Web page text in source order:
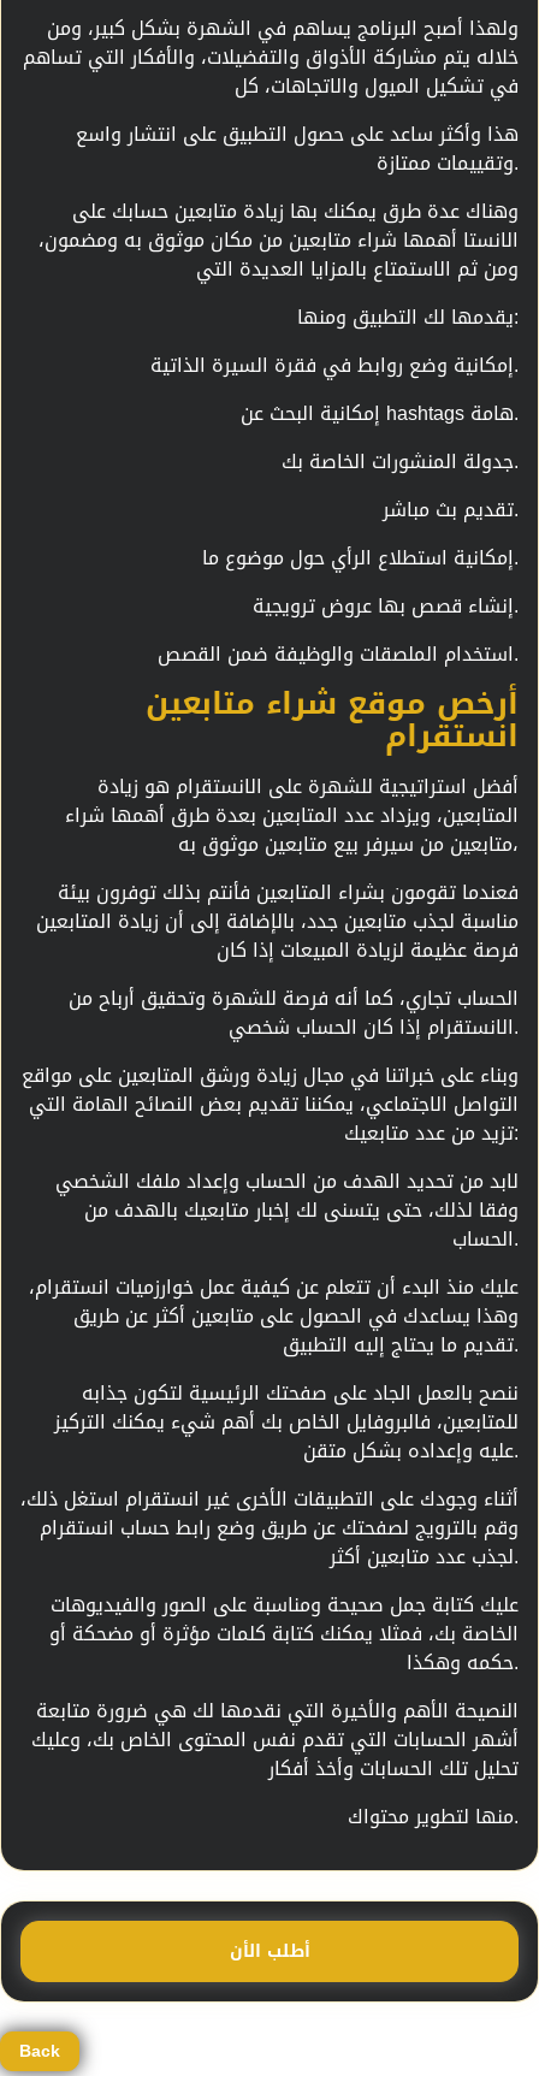
ولهذا أصبح البرنامج يساهم في الشهرة بشكل كبير، ومن
خلاله يتم مشاركة الأذواق والتفضيلات، والأفكار التي تساهم
في تشكيل الميول والاتجاهات، كل
هذا وأكثر ساعد على حصول التطبيق على انتشار واسع
وتقييمات ممتازة.
وهناك عدة طرق يمكنك بها زيادة متابعين حسابك على
الانستا أهمها شراء متابعين من مكان موثوق به ومضمون،
ومن ثم الاستمتاع بالمزايا العديدة التي
يقدمها لك التطبيق ومنها:
إمكانية وضع روابط في فقرة السيرة الذاتية.
إمكانية البحث عن hashtags هامة.
جدولة المنشورات الخاصة بك.
تقديم بث مباشر.
إمكانية استطلاع الرأي حول موضوع ما.
إنشاء قصص بها عروض ترويجية.
استخدام الملصقات والوظيفة ضمن القصص.
أرخص موقع شراء متابعين
انستقرام
أفضل استراتيجية للشهرة على الانستقرام هو زيادة
المتابعين، ويزداد عدد المتابعين بعدة طرق أهمها شراء
متابعين من سيرفر بيع متابعين موثوق به،
فعندما تقومون بشراء المتابعين فأنتم بذلك توفرون بيئة
مناسبة لجذب متابعين جدد، بالإضافة إلى أن زيادة المتابعين
فرصة عظيمة لزيادة المبيعات إذا كان
الحساب تجاري، كما أنه فرصة للشهرة وتحقيق أرباح من
الانستقرام إذا كان الحساب شخصي.
وبناء على خبراتنا في مجال زيادة ورشق المتابعين على مواقع
التواصل الاجتماعي، يمكننا تقديم بعض النصائح الهامة التي
تزيد من عدد متابعيك:
لابد من تحديد الهدف من الحساب وإعداد ملفك الشخصي
وفقا لذلك، حتى يتسنى لك إخبار متابعيك بالهدف من
الحساب.
عليك منذ البدء أن تتعلم عن كيفية عمل خوارزميات انستقرام،
وهذا يساعدك في الحصول على متابعين أكثر عن طريق
تقديم ما يحتاج إليه التطبيق.
ننصح بالعمل الجاد على صفحتك الرئيسية لتكون جذابه
للمتابعين، فالبروفايل الخاص بك أهم شيء يمكنك التركيز
عليه وإعداده بشكل متقن.
أثناء وجودك على التطبيقات الأخرى غير انستقرام استغل ذلك،
وقم بالترويج لصفحتك عن طريق وضع رابط حساب انستقرام
لجذب عدد متابعين أكثر.
عليك كتابة جمل صحيحة ومناسبة على الصور والفيديوهات
الخاصة بك، فمثلا يمكنك كتابة كلمات مؤثرة أو مضحكة أو
حكمه وهكذا.
النصيحة الأهم والأخيرة التي نقدمها لك هي ضرورة متابعة
أشهر الحسابات التي تقدم نفس المحتوى الخاص بك، وعليك
تحليل تلك الحسابات وأخذ أفكار
منها لتطوير محتواك.
أطلب الأن
Back